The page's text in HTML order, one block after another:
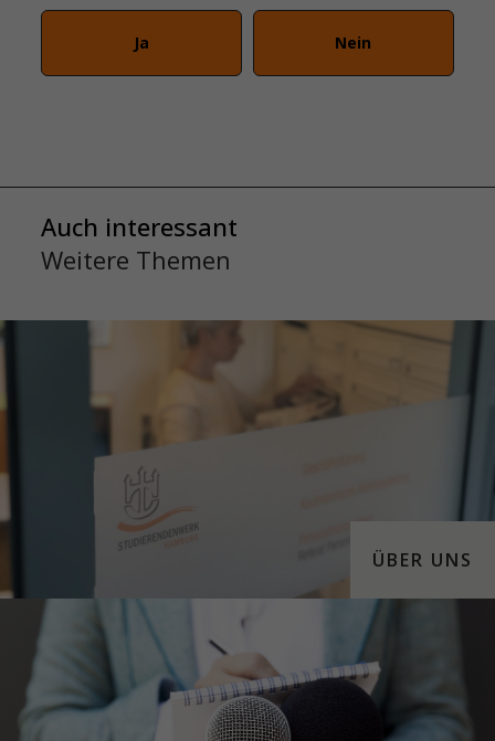
Ja Nein
Auch interessant
Weitere Themen
ÜBER UNS